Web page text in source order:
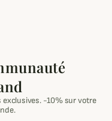
-10% sur votre